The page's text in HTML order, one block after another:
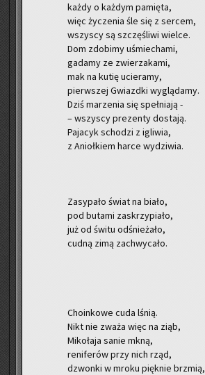
każdy o każ­dym pa­mię­ta,
więc ży­cze­nia śle się z ser­cem,
wszy­scy są szczę­śli­wi wiel­ce.
Dom zdo­bi­my uśmie­cha­mi,
ga­da­my ze zwie­rza­ka­mi,
mak na kutię ucie­ra­my,
pierw­szej Gwiazd­ki wy­glą­da­my.
Dziś ma­rze­nia się speł­nia­ją -
– wszy­scy pre­zen­ty do­sta­ją.
Pa­ja­cyk scho­dzi z igli­wia,
z Anioł­kiem harce wy­dzi­wia.
Za­sy­pa­ło świat na biało,
pod bu­ta­mi za­skrzy­pia­ło,
już od świtu od­śnie­ża­ło,
cudną zimą za­chwy­ca­ło.
Cho­in­ko­we cuda lśnią.
Nikt nie zważa więc na ziąb,
Mi­ko­ła­ja sanie mkną,
re­ni­fe­rów przy nich rząd,
dzwon­ki w mroku pięk­nie brzmią,